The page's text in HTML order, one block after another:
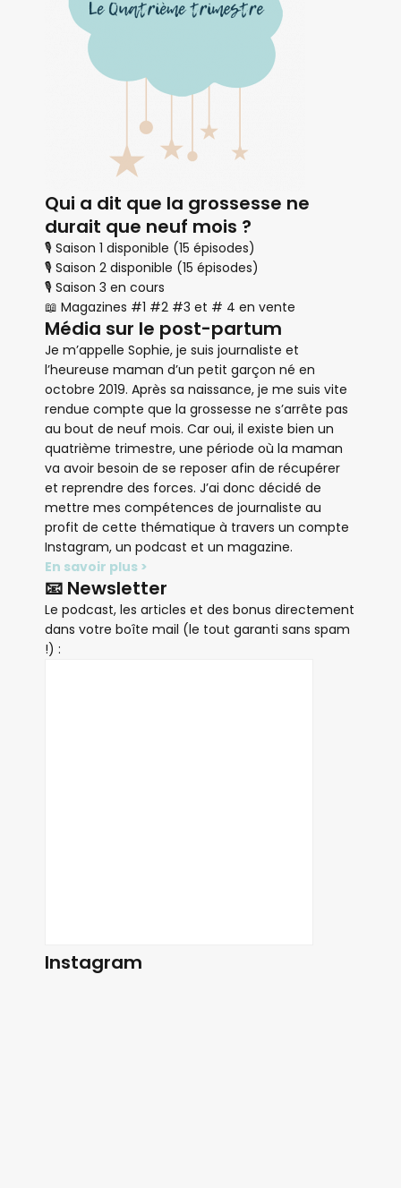
Qui a dit que la grossesse ne
durait que neuf mois ?
🎙 Saison 1 disponible (15 épisodes)
🎙 Saison 2 disponible (15 épisodes)
🎙 Saison 3 en cours
📖 Magazines #1 #2 #3 et # 4 en vente
Média sur le post-partum
Je m’appelle Sophie, je suis journaliste et
l’heureuse maman d’un petit garçon né en
octobre 2019. Après sa naissance, je me suis vite
rendue compte que la grossesse ne s’arrête pas
au bout de neuf mois. Car oui, il existe bien un
quatrième trimestre, une période où la maman
va avoir besoin de se reposer afin de récupérer
et reprendre des forces. J’ai donc décidé de
mettre mes compétences de journaliste au
profit de cette thématique à travers un compte
Instagram, un podcast et un magazine.
En savoir plus >
📧 Newsletter
Le podcast, les articles et des bonus directement
dans votre boîte mail (le tout garanti sans spam
!) :
Instagram